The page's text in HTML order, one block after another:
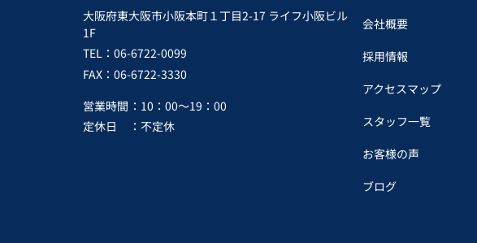
大阪府東大阪市小阪本町１丁目2-17 ライフ小阪ビル
1F
TEL：06-6722-0099
FAX：06-6722-3330
営業時間 ：10：00～19：00
定休日
：不定休
会社概要
採用情報
アクセスマップ
スタッフ一覧
お客様の声
ブログ